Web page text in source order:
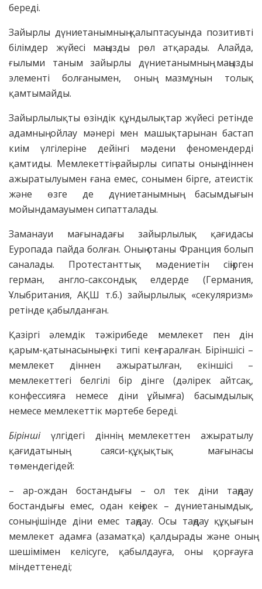
береді.
Зайырлы дүниетанымның қалыптасуында позитивті
білімдер жүйесі маңызды рөл атқарады. Алайда,
ғылыми таным зайырлы дүниетанымның маңызды
элементі болғанымен, оның мазмұнын толық
қамтымайды.
Зайырлылықты өзіндік құндылықтар жүйесі ретінде
адамның ойлау мәнері мен машықтарынан бастап
киім үлгілеріне дейінгі мәдени феномендерді
қамтиды. Мемлекеттің зайырлы сипаты оның діннен
ажыратылуымен ғана емес, сонымен бірге, атеистік
және өзге де дүниетанымның басымдығын
мойындамауымен сипатталады.
Заманауи мағынадағы зайырлылық қағидасы
Еуропада пайда болған. Оның отаны Франция болып
саналады. Протестанттық мәдениетін сіңірген
герман, англо-саксондық елдерде (Германия,
Ұлыбритания, АҚШ т.б.) зайырлылық «секуляризм»
ретінде қабылданған.
Қазіргі әлемдік тәжірибеде мемлекет пен дін
қарым-қатынасының екі типі кең таралған. Біріншісі –
мемлекет діннен ажыратылған, екіншісі –
мемлекеттегі белгілі бір дінге (дәлірек айтсақ,
конфессияға немесе діни ұйымға) басымдылық
немесе мемлекеттік мәртебе береді.
Біріншіүлгідегі діннің мемлекеттен ажыратылу
қағидатының саяси-құқықтық мағынасы
төмендегідей:
– ар-ождан бостандығы – ол тек діни таңдау
бостандығы емес, одан кеңірек – дүниетанымдық,
соның ішінде діни емес таңдау. Осы таңдау құқығын
мемлекет адамға (азаматқа) қалдырады және оның
шешімімен келісуге, қабылдауға, оны қорғауға
міндеттенеді;